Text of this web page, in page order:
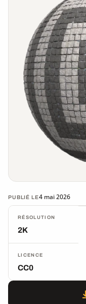
PUBLIÉ LE4 mai 2026
RÉSOLUTION
2K
LICENCE
CC0